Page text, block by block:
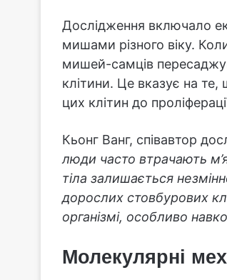
Дослідження включало
мишами різного віку.
мишей-самців
клітини. Це вказує на
цих клітин до
Кьонг Ванг, співавтор
люди часто втрачають
тіла залишається
дорослих стовбурових
організмі, особливо
Молекулярні